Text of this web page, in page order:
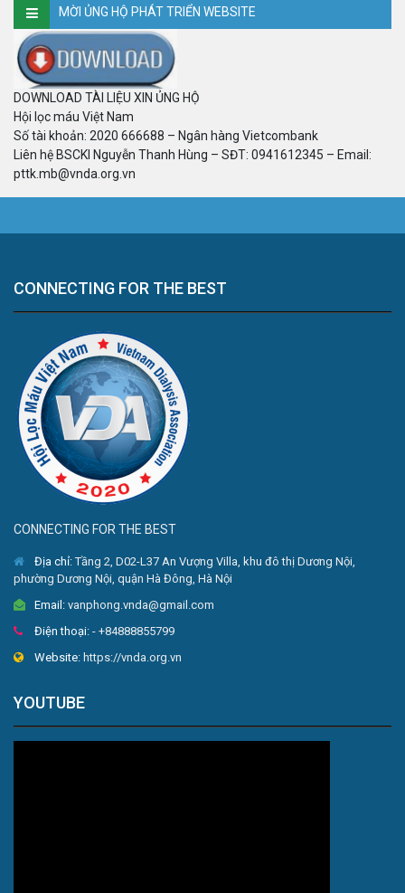
MỜI ỦNG HỘ PHÁT TRIỂN WEBSITE
DOWNLOAD TÀI LIỆU XIN ỦNG HỘ
Hội lọc máu Việt Nam
Số tài khoản: 2020 666688 – Ngân hàng Vietcombank
Liên hệ BSCKI Nguyễn Thanh Hùng – SĐT: 0941612345 – Email:
pttk.mb@vnda.org.vn
CONNECTING FOR THE BEST
CONNECTING FOR THE BEST
Địa chỉ:Tầng 2, D02-L37 An Vượng Villa, khu đô thị Dương Nội,
phường Dương Nội, quận Hà Đông, Hà Nội
Email: vanphong.vnda@gmail.com
Điện thoại: - +84888855799
Website: https://vnda.org.vn
YOUTUBE